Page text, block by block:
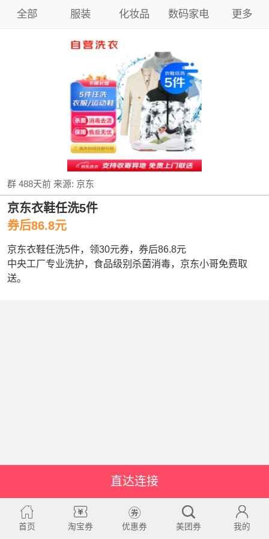
全部 服装 化妆品 数码家电 更多
群 488天前来源: 京东
京东衣鞋任洗5件
券后86.8元
京东衣鞋任洗5件，领30元券，券后86.8元
中央工厂专业洗护，食品级别杀菌消毒，京东小哥免费取
送。
直达连接
首页 淘宝券 优惠券 美团券 我的